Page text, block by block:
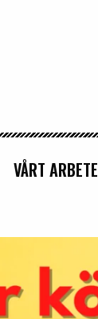
VÅRT ARBETE